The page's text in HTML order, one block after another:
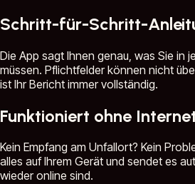
Schritt-für-Schritt-
Die App sagt Ihnen genau, was Sie in
müssen. Pflichtfelder können nicht
ist Ihr Bericht immer vollständig.
Funktioniert ohne
Kein Empfang am Unfallort? Kein
alles auf Ihrem Gerät und sendet es
wieder online sind.